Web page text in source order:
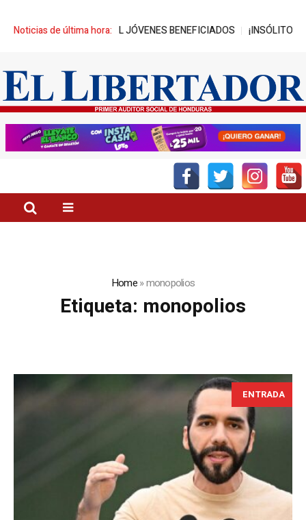
Noticias de última hora:
UNITEC ALCANZA MIL JÓVENES BENEFICIADOS ¡INSÓLITO!
Home»monopolios
Etiqueta: monopolios
ENTRADA